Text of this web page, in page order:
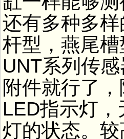
还有多种多
杆型，燕尾
UNT系列传
附件就行了
LED指示灯
灯的状态。